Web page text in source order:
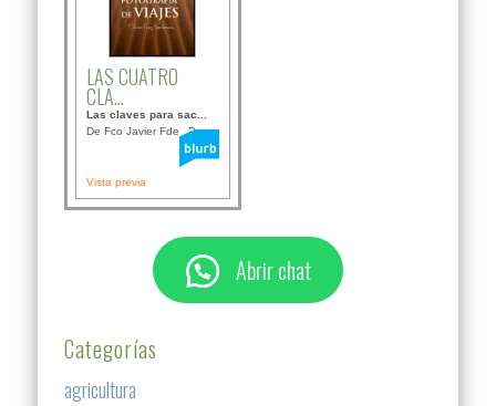
LAS CUATRO
CLA...
Las claves para sac...
De Fco Javier Fdez B...
Vista previa
Abrir chat
Categorías
agricultura